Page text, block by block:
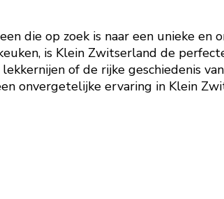
die op zoek is naar een unieke en
is Klein Zwitserland de
of de rijke geschiedenis
onvergetelijke ervaring in Klein